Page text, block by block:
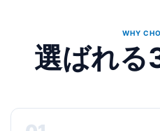
WHY
選ばれる